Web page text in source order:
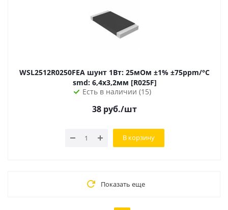
WSL2512R0250FEA шунт 1Вт: 25мОм ±1% ±75ppm/°C
smd: 6,4х3,2мм [R025F]
Есть в наличии (15)
38 руб./шт
В корзину
Показать еще